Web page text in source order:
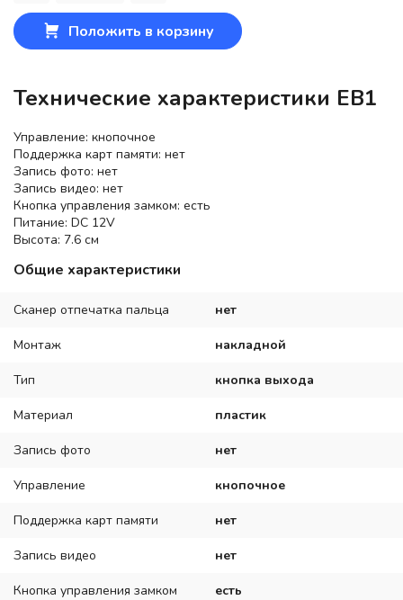
Положить в корзину
Технические характеристики EB1
Управление: кнопочное
Поддержка карт памяти: нет
Запись фото: нет
Запись видео: нет
Кнопка управления замком: есть
Питание: DC 12V
Высота: 7.6 см
Общие характеристики
Сканер отпечатка пальца нет
Монтаж накладной
Тип кнопка выхода
Материал пластик
Запись фото нет
Управление кнопочное
Поддержка карт памяти нет
Запись видео нет
Кнопка управления замком есть